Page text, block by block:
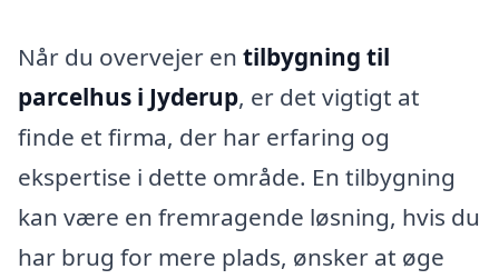
Når du overvejer en tilbygning til
parcelhus i Jyderup, er det vigtigt at
finde et firma, der har erfaring og
ekspertise i dette område. En tilbygning
kan være en fremragende løsning, hvis du
har brug for mere plads, ønsker at øge